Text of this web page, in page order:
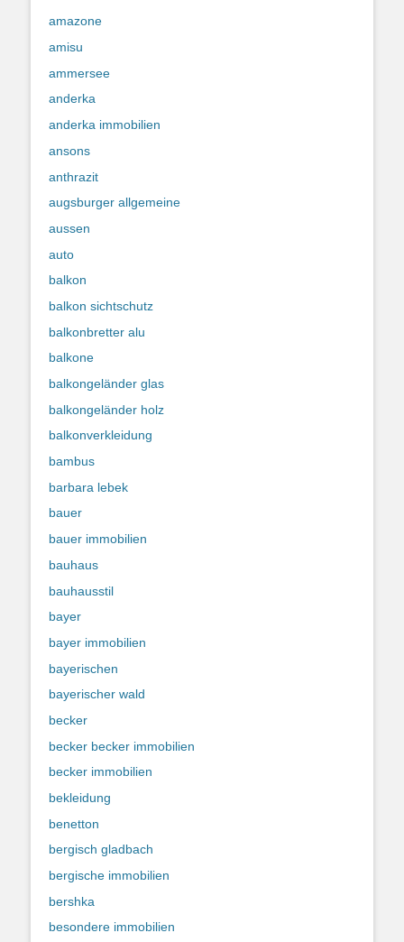
amazone
amisu
ammersee
anderka
anderka immobilien
ansons
anthrazit
augsburger allgemeine
aussen
auto
balkon
balkon sichtschutz
balkonbretter alu
balkone
balkongeländer glas
balkongeländer holz
balkonverkleidung
bambus
barbara lebek
bauer
bauer immobilien
bauhaus
bauhausstil
bayer
bayer immobilien
bayerischen
bayerischer wald
becker
becker becker immobilien
becker immobilien
bekleidung
benetton
bergisch gladbach
bergische immobilien
bershka
besondere immobilien